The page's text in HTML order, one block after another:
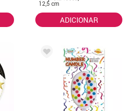
12,5 cm
ADICIONAR